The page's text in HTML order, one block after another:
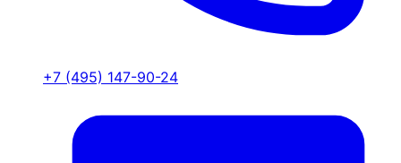
+7 (495) 147-90-24